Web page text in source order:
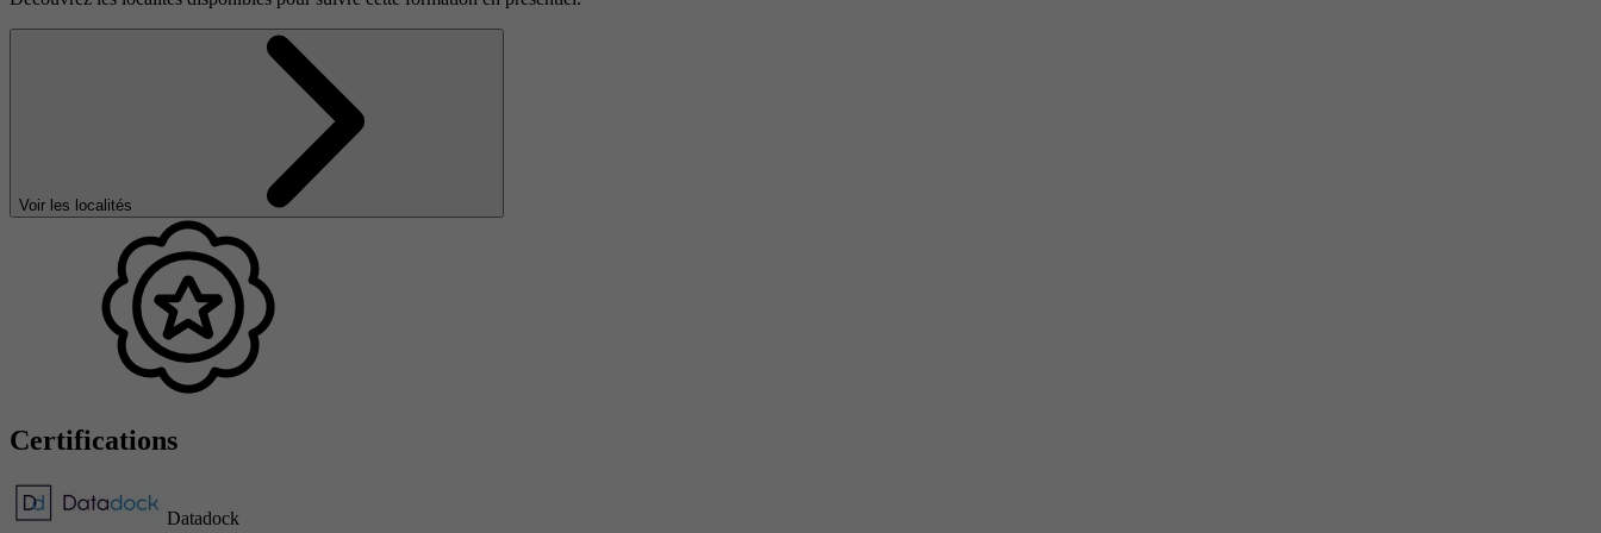
Voir les localités
Certifications
Datadock